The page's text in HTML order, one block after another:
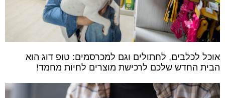
אוכל לכלבים, לחתולים וגם למכרסמים: טופ דוג הוא
הבית החדש שלכם לרכישת מוצרים לחיות מחמד!